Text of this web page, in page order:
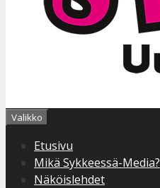
Valikko
Etusivu
Mikä Sykkeessä-Media?
Näköislehdet